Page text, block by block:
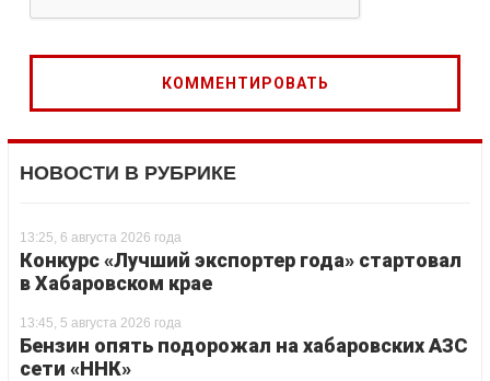
НОВОСТИ В РУБРИКЕ
13:25, 6 августа 2026 года
Конкурс «Лучший экспортер года» стартовал
в Хабаровском крае
13:45, 5 августа 2026 года
Бензин опять подорожал на хабаровских АЗС
сети «ННК»